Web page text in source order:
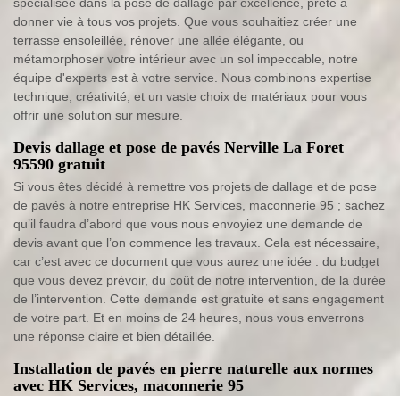
spécialisée dans la pose de dallage par excellence, prête à
donner vie à tous vos projets. Que vous souhaitiez créer une
terrasse ensoleillée, rénover une allée élégante, ou
métamorphoser votre intérieur avec un sol impeccable, notre
équipe d'experts est à votre service. Nous combinons expertise
technique, créativité, et un vaste choix de matériaux pour vous
offrir une solution sur mesure.
Devis dallage et pose de pavés Nerville La Foret
95590 gratuit
Si vous êtes décidé à remettre vos projets de dallage et de pose
de pavés à notre entreprise HK Services, maconnerie 95 ; sachez
qu’il faudra d’abord que vous nous envoyiez une demande de
devis avant que l’on commence les travaux. Cela est nécessaire,
car c’est avec ce document que vous aurez une idée : du budget
que vous devez prévoir, du coût de notre intervention, de la durée
de l’intervention. Cette demande est gratuite et sans engagement
de votre part. Et en moins de 24 heures, nous vous enverrons
une réponse claire et bien détaillée.
Installation de pavés en pierre naturelle aux normes
avec HK Services, maconnerie 95